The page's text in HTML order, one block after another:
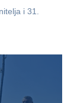
i 31.